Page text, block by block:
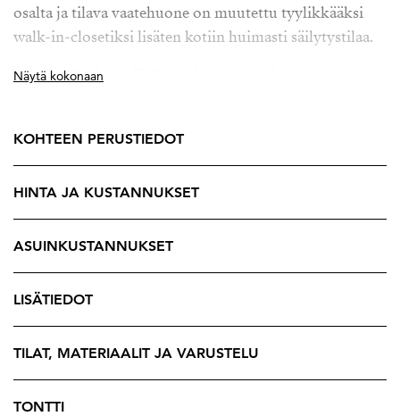
osalta ja tilava vaatehuone on muutettu tyylikkääksi
walk-in-closetiksi lisäten kotiin huimasti säilytystilaa.
Asunto-Osakeyhtiö Rautatienpuisto sijaitsee nimensä
tuoman vehreyden suojissa. Täältä on lyhyt matka niin
rautatieasemalle, linja-autoasemalle kuin keskustan
palveluiden ääreen. Sijainti on sopivasti syrjässä aivan
keskustan kovimmasta hälinästä, mutta kävelymatkan
päässä kaikesta.
olivat suuria ja asukkaiden asumismukavuuteen
panostettiin. Yhtiöllä onkin käytössään puistomainen
sisäpiha, joka vuonna 2022 uudistettiin kokonaan,
asukkaille luotiin viihtyisä keidas kaupungin keskelle.
Yhtiössä on isoimmat remontit tehty mm:
Näytä kokonaan
KOHTEEN PERUSTIEDOT
HINTA JA KUSTANNUKSET
ASUINKUSTANNUKSET
LISÄTIEDOT
TILAT, MATERIAALIT JA VARUSTELU
TONTTI